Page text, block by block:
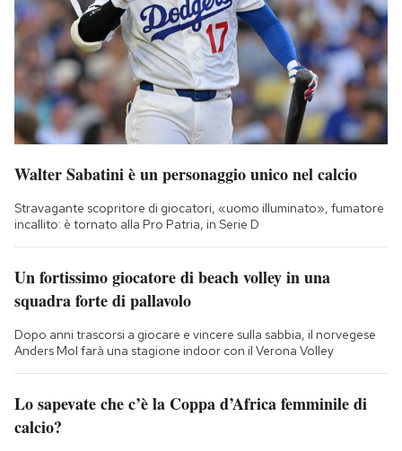
Walter Sabatini è un personaggio unico nel calcio
Stravagante scopritore di giocatori, «uomo illuminato», fumatore
incallito: è tornato alla Pro Patria, in Serie D
Un fortissimo giocatore di beach volley in una
squadra forte di pallavolo
Dopo anni trascorsi a giocare e vincere sulla sabbia, il norvegese
Anders Mol farà una stagione indoor con il Verona Volley
Lo sapevate che c’è la Coppa d’Africa femminile di
calcio?